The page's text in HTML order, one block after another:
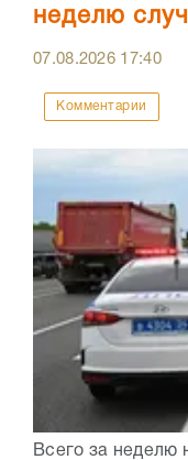
неделю
07.08.2026 17:40
Комментарии
Всего за неделю